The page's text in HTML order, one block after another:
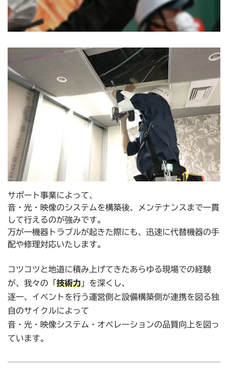
サポート事業によって、
音・光・映像のシステムを構築後、メンテナンスまで一貫
して⾏えるのが強みです。
万が一機器トラブルが起きた際にも、迅速に代替機器の手
配や修理対応いたします。
コツコツと地道に積み上げてきたあらゆる現場での経験
が、我々の「 技術力 」を深くし、
逐一、イベントを行う運営側と設備構築側が連携を図る独
自のサイクルによって
音・光・映像システム・オペレーションの品質向上を図っ
ています。